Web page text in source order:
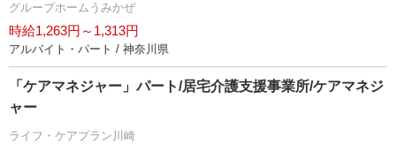
グループホームうみかぜ
時給1,263円～1,313円
アルバイト・パート / 神奈川県
「ケアマネジャー」パート/居宅介護支援事業所/ケアマネジ
ャー
ライフ・ケアプラン川崎